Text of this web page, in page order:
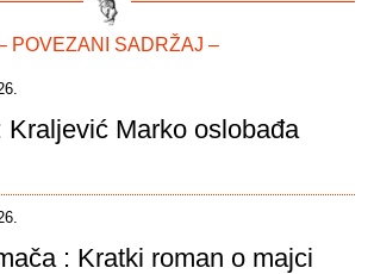
POVEZANI SADRŽAJ –
Kraljević Marko oslobađa
: Kratki roman o majci